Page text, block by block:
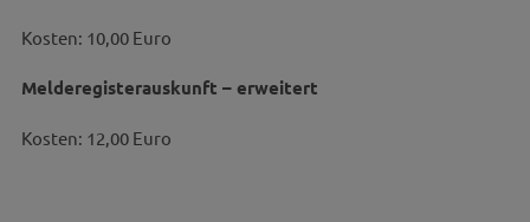
Kosten: 10,00 Euro
Melderegisterauskunft – erweitert
Kosten: 12,00 Euro